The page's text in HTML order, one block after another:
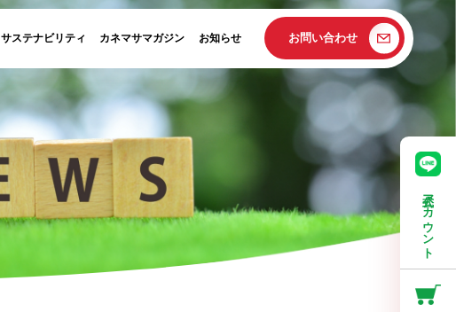
サステナビリティ カネマサマガジン お知らせ お問い合わせ
公式アカウント